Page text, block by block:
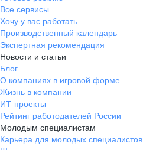
Все сервисы
Хочу у вас работать
Производственный календарь
Экспертная рекомендация
Новости и статьи
Блог
О компаниях в игровой форме
Жизнь в компании
ИТ-проекты
Рейтинг работодателей России
Молодым специалистам
Карьера для молодых специалистов